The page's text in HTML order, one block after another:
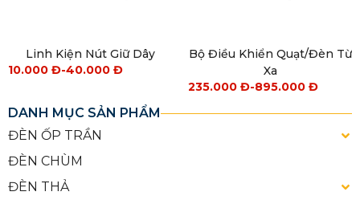
DANH MỤC SẢN PHẨM
ĐÈN ỐP TRẦN
ĐÈN CHÙM
ĐÈN THẢ
Linh Kiện Nút Giữ Dây
10.000 Đ-40.000 Đ
Bộ Điều Khiển Quạt/Đèn Từ
Xa
235.000 Đ-895.000 Đ